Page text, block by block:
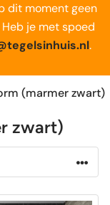
dit moment geen
je met spoed
.
(marmer zwart)
zwart)